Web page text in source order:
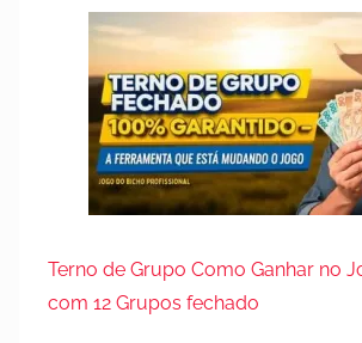
Terno de Grupo Como Ganhar no
com 12 Grupos fechado